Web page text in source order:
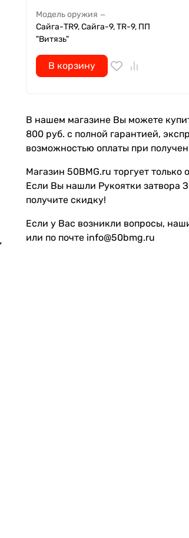
Модель оружия —
Сайга-TR9, Сайга-9, TR-9, ПП
"Витязь"
В корзину
В нашем магазине Вы можете
800 руб. с полной гарантией,
возможностью оплаты при
Магазин 50BMG.ru торгует
Если Вы нашли Рукоятки затвора
получите скидку!
Если у Вас возникли вопросы,
или по почте info@50bmg.ru